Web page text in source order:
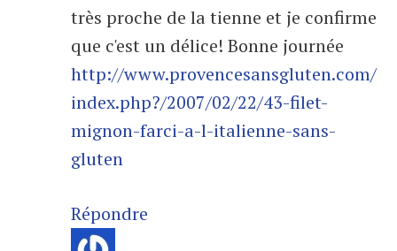
très proche de la tienne et je confirme
que c'est un délice! Bonne journée
http://www.provencesansgluten.com/
index.php?/2007/02/22/43-filet-
mignon-farci-a-l-italienne-sans-
gluten
Répondre